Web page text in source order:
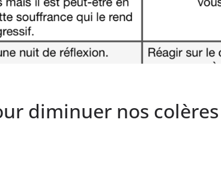
diminuer nos colères